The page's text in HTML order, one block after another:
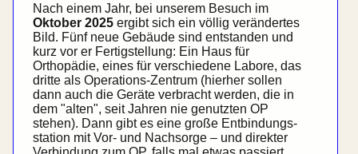
Nach einem Jahr, bei unserem Besuch im
Oktober 2025 ergibt sich ein völlig verändertes
Bild. Fünf neue Gebäude sind ent­standen und
kurz vor er Fertig­stellung: Ein Haus für
Orthopädie, eines für verschiedene Labore, das
dritte als Operations-Zentrum (hierher sollen
dann auch die Geräte verbracht werden, die in
dem "alten", seit Jahren nie genutzten OP
stehen). Dann gibt es eine große Entbindungs­
station mit Vor- und Nachsorge – und direkter